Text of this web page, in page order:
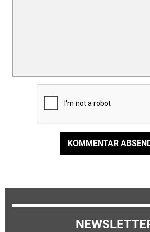
KOMMENTAR